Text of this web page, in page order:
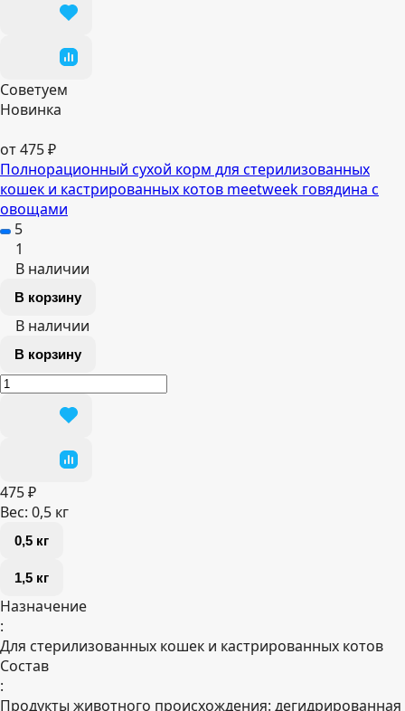
Советуем
Новинка
от 475 ₽
Полнорационный сухой корм для стерилизованных
кошек и кастрированных котов meetweek говядина с
овощами
5
1
В наличии
В корзину
В наличии
В корзину
475 ₽
Вес: 0,5 кг
0,5 кг
1,5 кг
Назначение
:
Для стерилизованных кошек и кастрированных котов
Состав
:
Продукты животного происхождения: дегидрированная